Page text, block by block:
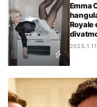
Emma
Royale